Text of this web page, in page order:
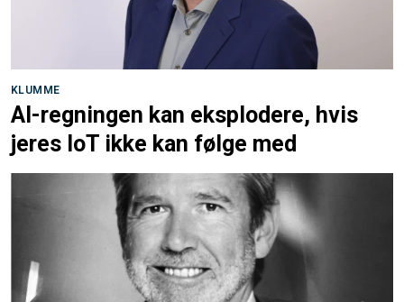
KLUMME
AI-regningen kan eksplodere, hvis
jeres IoT ikke kan følge med